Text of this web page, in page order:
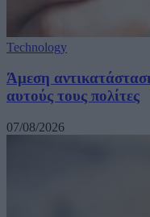
Technology
Άμεση
αυτούς τους πολίτες
07/08/2026